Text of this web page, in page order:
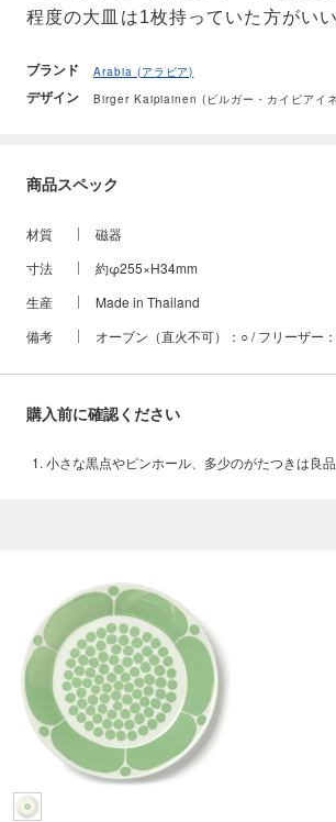
程度の大皿は1枚持っていた方がい
ブランド Arabia (アラビア)
デザイン Birger Kaipiainen (ビルガー・カイピアイ
商品スペック
材質
磁器
寸法
約φ255×H34mm
生産
Made in Thailand
備考
オーブン（直火不可）：○ / フリーザー
購入前に確認ください
小さな黒点やピンホール、多少のがたつきは良品